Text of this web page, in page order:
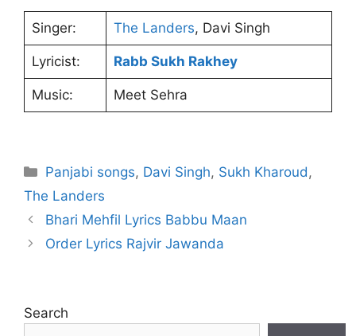
Singer: The Landers, Davi Singh
Lyricist: Rabb Sukh Rakhey
Music: Meet Sehra
Categories
Panjabi songs, Davi Singh, Sukh Kharoud ,
The Landers
Bhari Mehfil Lyrics Babbu Maan
Order Lyrics Rajvir Jawanda
Search